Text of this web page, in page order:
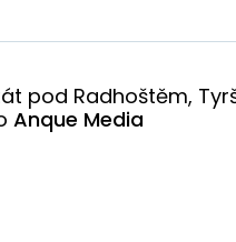
pod Radhoštěm,
Anque Media